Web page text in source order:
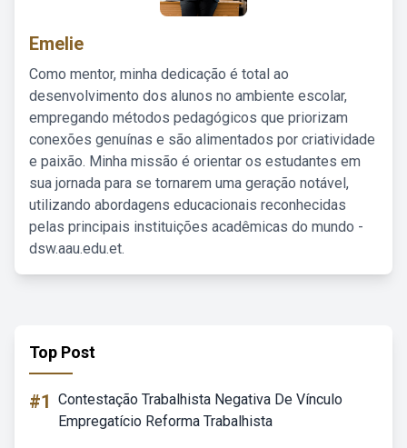
Emelie
Como mentor, minha dedicação é total ao
desenvolvimento dos alunos no ambiente escolar,
empregando métodos pedagógicos que priorizam
conexões genuínas e são alimentados por criatividade
e paixão. Minha missão é orientar os estudantes em
sua jornada para se tornarem uma geração notável,
utilizando abordagens educacionais reconhecidas
pelas principais instituições acadêmicas do mundo -
dsw.aau.edu.et.
Top Post
#1 Contestação Trabalhista Negativa De Vínculo
Empregatício Reforma Trabalhista